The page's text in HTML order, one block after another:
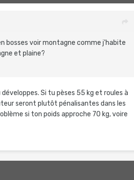
bosses voir montagne comme j'habite
et plaine?
Si tu pèses 55 kg et roules à
seront plutôt pénalisantes dans les
si ton poids approche 70 kg, voire